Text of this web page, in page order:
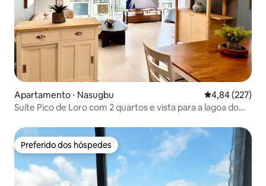
Apartamento ⋅ Nasugbu 4,84 de uma
4,84 (227)
Suíte Pico de Loro com 2 quartos e vista para a lagoa do
Preferido dos hóspedes
Preferido dos hóspedes